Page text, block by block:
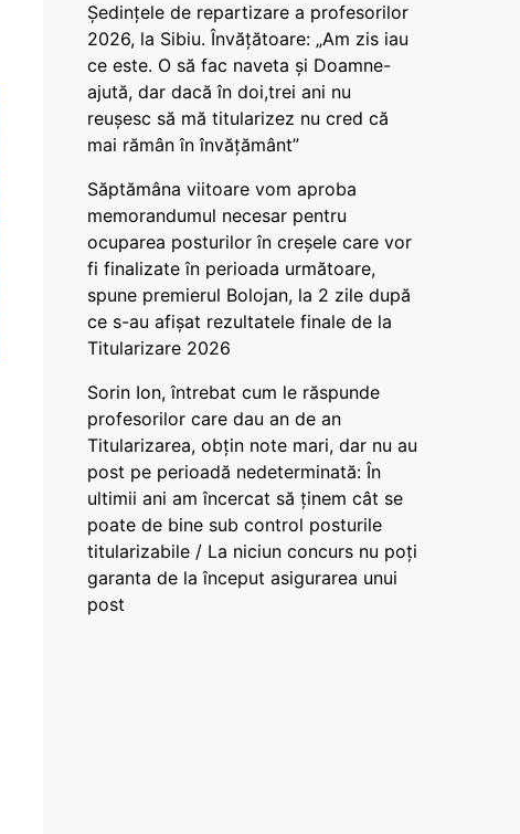
Ședințele de repartizare a profesorilor
2026, la Sibiu. Învățătoare: „Am zis iau
ce este. O să fac naveta și Doamne-
ajută, dar dacă în doi,trei ani nu
reușesc să mă titularizez nu cred că
mai rămân în învățământ”
Săptămâna viitoare vom aproba
memorandumul necesar pentru
ocuparea posturilor în creșele care vor
fi finalizate în perioada următoare,
spune premierul Bolojan, la 2 zile după
ce s-au afișat rezultatele finale de la
Titularizare 2026
Sorin Ion, întrebat cum le răspunde
profesorilor care dau an de an
Titularizarea, obțin note mari, dar nu au
post pe perioadă nedeterminată: În
ultimii ani am încercat să ținem cât se
poate de bine sub control posturile
titularizabile / La niciun concurs nu poți
garanta de la început asigurarea unui
post